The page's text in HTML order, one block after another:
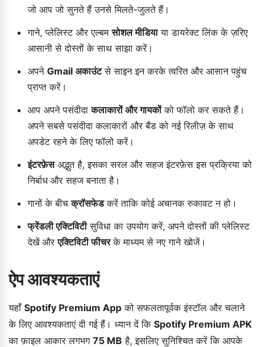
जो आप जो सुनते हैं उनसे मिलते-जुलते हैं।
गाने, प्लेलिस्ट और एल्बमसोशल मीडियाया डायरेक्ट लिंक के ज़रिए
आसानी से दोस्तों के साथ साझा करें।
अपने Gmail अकाउंटसे साइन इन करके त्वरित और आसान पहुंच
प्राप्त करें।
आप अपने पसंदीदाकलाकारों और गायकोंको फॉलो कर सकते हैं।
अपने सबसे पसंदीदा कलाकारों और बैंड को नई रिलीज़ के साथ
अपडेट रहने के लिए फॉलो करें।
इंटरफ़ेसअद्भुत है, इसका सरल और सहज इंटरफ़ेस इस प्रक्रिया को
निर्बाध और सहज बनाता है।
गानों के बीचक्रॉसफेडकरें ताकि कोई अचानक रुकावट न हो।
फ्रेंडली एक्टिविटीसुविधा का उपयोग करें, अपने दोस्तों की प्लेलिस्ट
देखें औरएक्टिविटी फीचरके माध्यम से नए गाने खोजें।
ऐप आवश्यकताएं
यहाँ Spotify Premium App को सफलतापूर्वक इंस्टॉल और चलाने
के लिए आवश्यकताएं दी गई हैं। ध्यान दें कि Spotify Premium APK
का फ़ाइल आकार लगभग 75 MB है, इसलिए सुनिश्चित करें कि आपके